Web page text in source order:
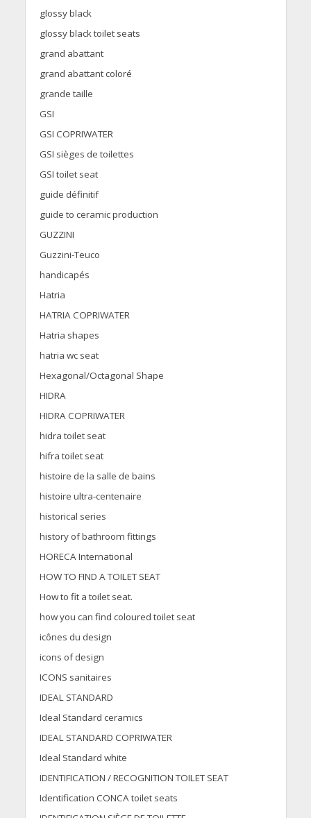
glossy black
glossy black toilet seats
grand abattant
grand abattant coloré
grande taille
GSI
GSI COPRIWATER
GSI sièges de toilettes
GSI toilet seat
guide définitif
guide to ceramic production
GUZZINI
Guzzini-Teuco
handicapés
Hatria
HATRIA COPRIWATER
Hatria shapes
hatria wc seat
Hexagonal/Octagonal Shape
HIDRA
HIDRA COPRIWATER
hidra toilet seat
hifra toilet seat
histoire de la salle de bains
histoire ultra-centenaire
historical series
history of bathroom fittings
HORECA International
HOW TO FIND A TOILET SEAT
How to fit a toilet seat.
how you can find coloured toilet seat
icônes du design
icons of design
ICONS sanitaires
IDEAL STANDARD
Ideal Standard ceramics
IDEAL STANDARD COPRIWATER
Ideal Standard white
IDENTIFICATION / RECOGNITION TOILET SEAT
Identification CONCA toilet seats